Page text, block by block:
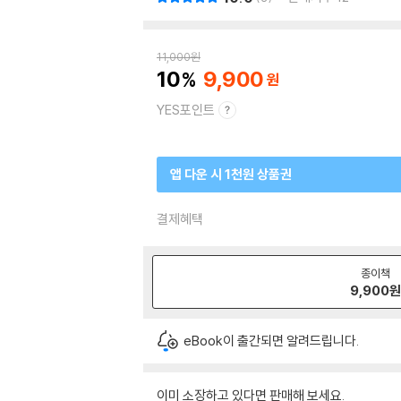
11,000원
10 9,900
YES포인트
앱 다운 시 1천원 상품권
결제혜택
종이책
9,900원
eBook이 출간되면 알려드립니다.
이미 소장하고 있다면 판매해 보세요.